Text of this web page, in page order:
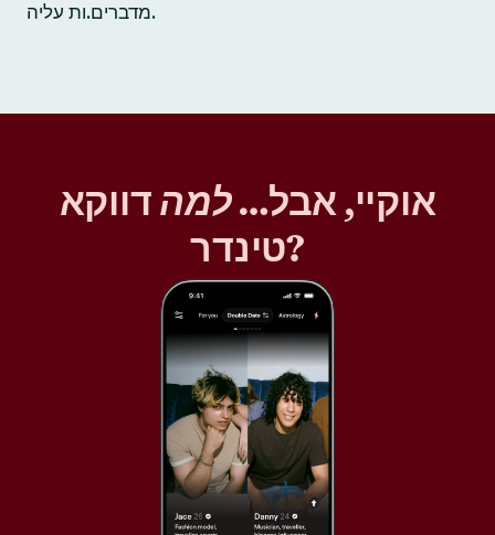
מדברים.ות עליה.
אוקיי, אבל…למהדווקא
טינדר?